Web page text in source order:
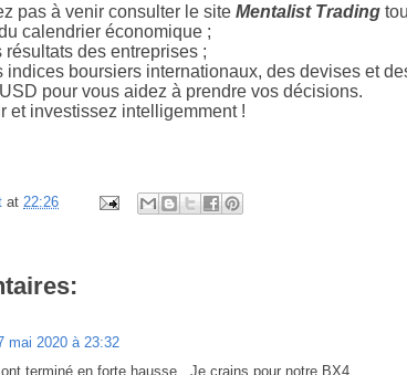
pas à venir consulter le site Mentalist Trading
calendrier économique ;
résultats des entreprises ;
indices boursiers internationaux, des devises et
pour vous aidez à prendre vos décisions.
et investissez intelligemment !
at 22:26
mai 2020 à 23:32
ont terminé en forte hausse...Je crains pour notre BX4...